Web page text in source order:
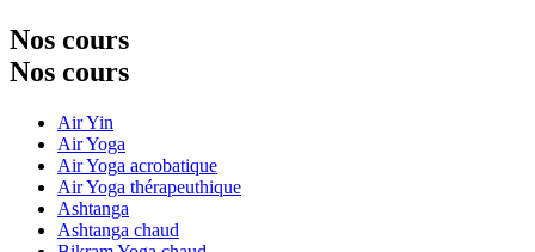
Nos cours
Nos cours
Air Yin
Air Yoga
Air Yoga acrobatique
Air Yoga thérapeuthique
Ashtanga
Ashtanga chaud